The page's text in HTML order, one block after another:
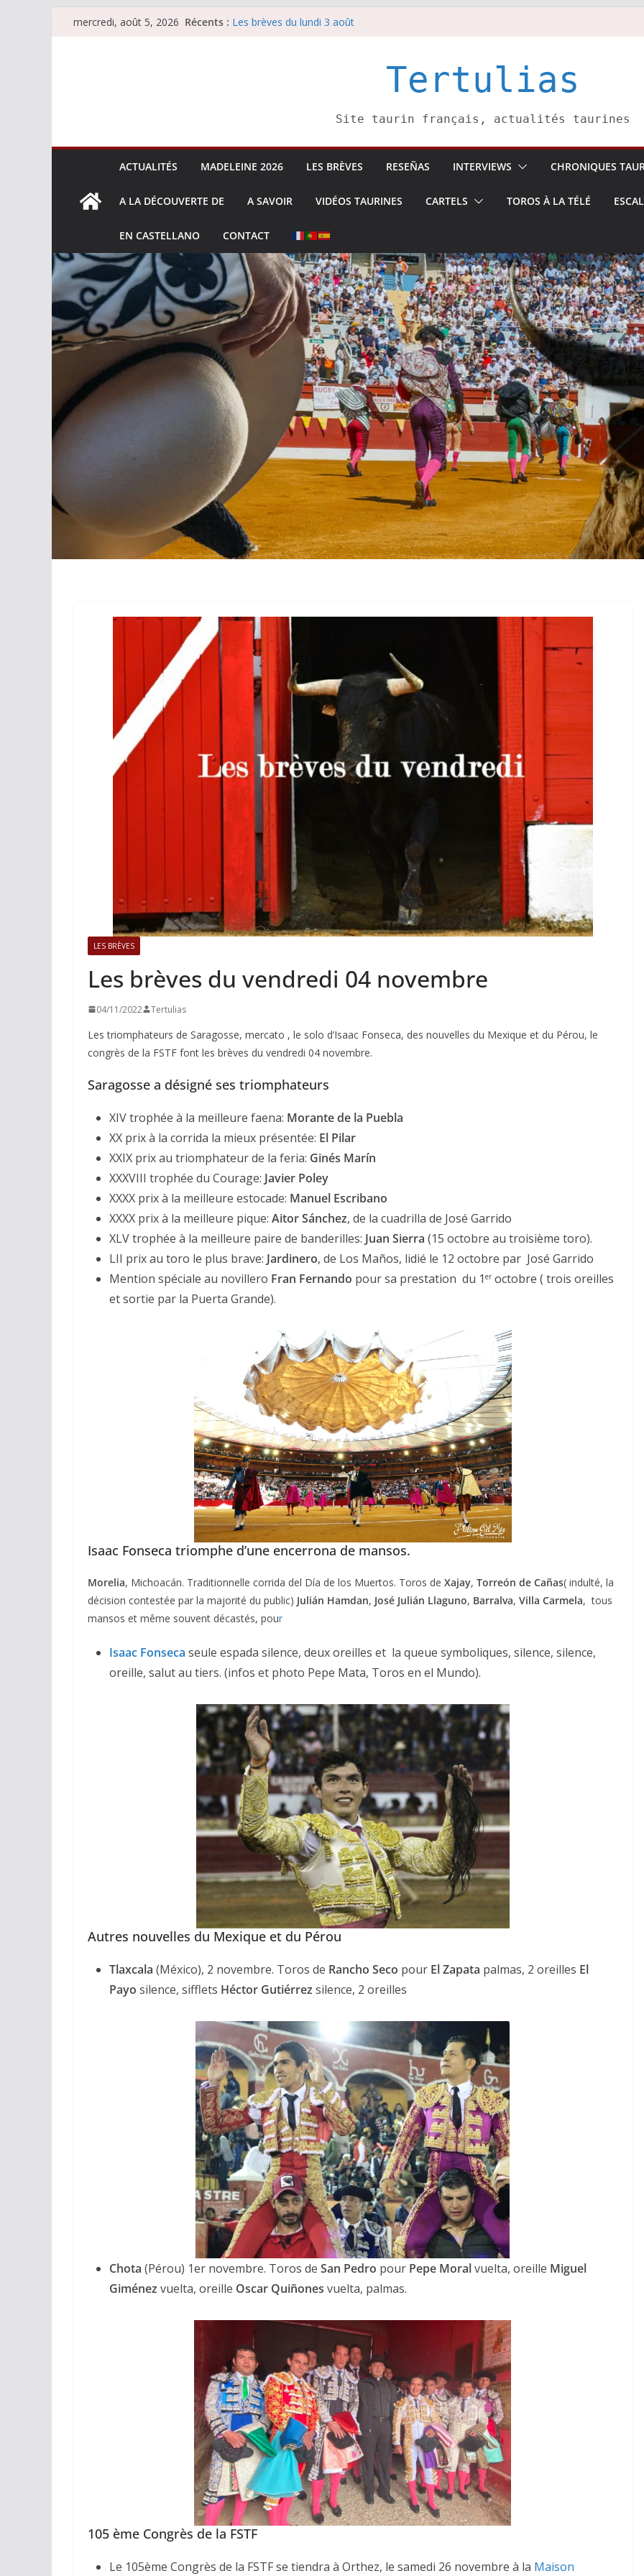
Passermercredi, août 5, 2026 Récents : Les brèves du lundi 3 août
Tertulias
Site taurin français, actualités taurines
ACTUALITÉS MADELEINE 2026 LES BRÈVES RESEÑAS INTERVIEWS CHRONIQUES
A LA DÉCOUVERTE DE A SAVOIR VIDÉOS TAURINES CARTELS TOROS À LA TÉLÉ
EN CASTELLANO CONTACT
LES BRÈVES
Les brèves du vendredi 04 novembre
04/11/2022 Tertulias
Les triomphateurs de Saragosse, mercato , le solo d’Isaac Fonseca, des nouvelles du Mexique et du Pérou, le
congrès de la FSTF font les brèves du vendredi 04 novembre.
Saragosse a désigné ses triomphateurs
XIV trophée à la meilleure faena: Morante de la Puebla
XX prix à la corrida la mieux présentée: El Pilar
XXIX prix au triomphateur de la feria: Ginés Marín
XXXVIII trophée du Courage: Javier Poley
XXXX prix à la meilleure estocade: Manuel Escribano
XXXX prix à la meilleure pique: AitorSánchez, de la cuadrilla de José Garrido
XLV trophée à la meilleure paire de banderilles: Juan Sierra (15 octobre au troisième toro).
LII prix au toro le plus brave: Jardinero, de Los Maños, lidié le 12 octobre par José Garrido
Mention spéciale au novillero Fran Fernando pour sa prestation du 1 er octobre ( trois oreilles
et sortie par la Puerta Grande).
Isaac Fonseca triomphe d’une encerrona de mansos.
Morelia, Michoacán. Traditionnelle corrida del Día de los Muertos. Toros de Xajay, Torreón de Cañas( indulté, la
décision contestée par la majorité du public) Julián Hamdan, José Julián Llaguno, Barralva, Villa Carmela, tous
mansos et même souvent décastés, pour
Isaac Fonseca seule espada silence, deux oreilles et la queue symboliques, silence, silence,
oreille, salut au tiers. (infos et photo Pepe Mata, Toros en el Mundo).
Autres nouvelles du Mexique et du Pérou
Tlaxcala (México), 2 novembre. Toros de Rancho Seco pour El Zapata palmas, 2 oreilles El
Payo silence, sifflets Héctor Gutiérrez silence, 2 oreilles
Chota (Pérou) 1er novembre. Toros de San Pedro pour Pepe Moralvuelta, oreille Miguel
Giménez vuelta, oreille Oscar Quiñones vuelta, palmas.
105 ème Congrès de la FSTF
Le 105ème Congrès de la FSTF se tiendra à Orthez, le samedi 26 novembre à la Maison
ACTUALITÉS TAURINES PHOTOS TAURINES 2026
Istres, l’ouverture en
photos
19/06/2026 Tertulias
Bayonne, la corrida des
fêtes en photos
17/07/2026 Tertulias
ACTUALITÉS TAURINES
CHRONIQUES TAURINES 2026
Arles : au seuil des
espérances.
02/04/2026 Olivier Castelnau
ACTUALITÉS TAURINES
CHRONIQUES TAURINES 2026
Istres : la feria des
ultimes émotions
18/06/2026 Olivier Castelnau